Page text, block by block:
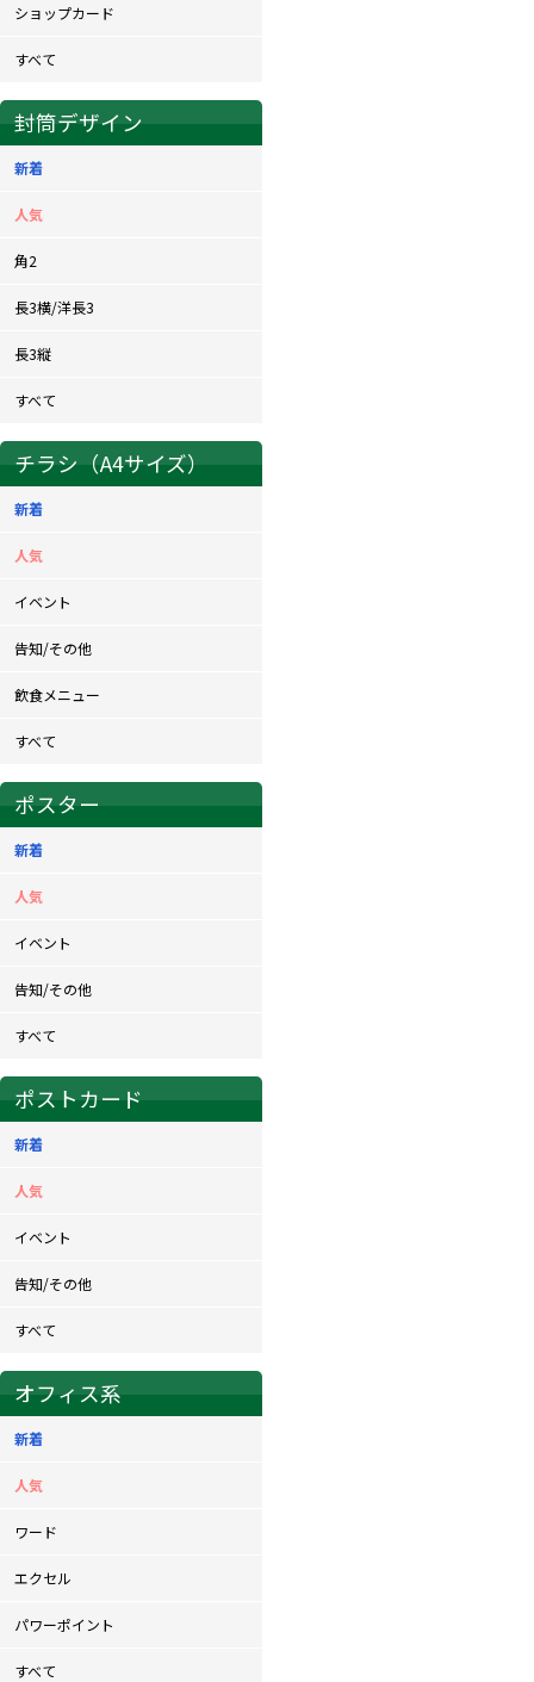
ショップカード
すべて
封筒デザイン
新着
人気
角2
長3横/洋長3
長3縦
すべて
チラシ（A4サイズ）
新着
人気
イベント
告知/その他
飲食メニュー
すべて
ポスター
新着
人気
イベント
告知/その他
すべて
ポストカード
新着
人気
イベント
告知/その他
すべて
オフィス系
新着
人気
ワード
エクセル
パワーポイント
すべて